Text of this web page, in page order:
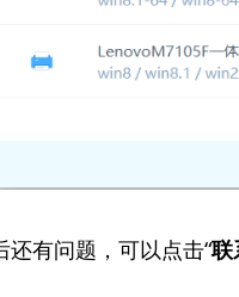
还有问题，可以点击“联